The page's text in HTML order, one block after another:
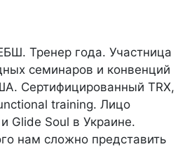
Тренер года. Участница
семинаров и конвенций
Сертифицированный TRX,
training. Лицо
Glide Soul в Украине.
нам сложно представить